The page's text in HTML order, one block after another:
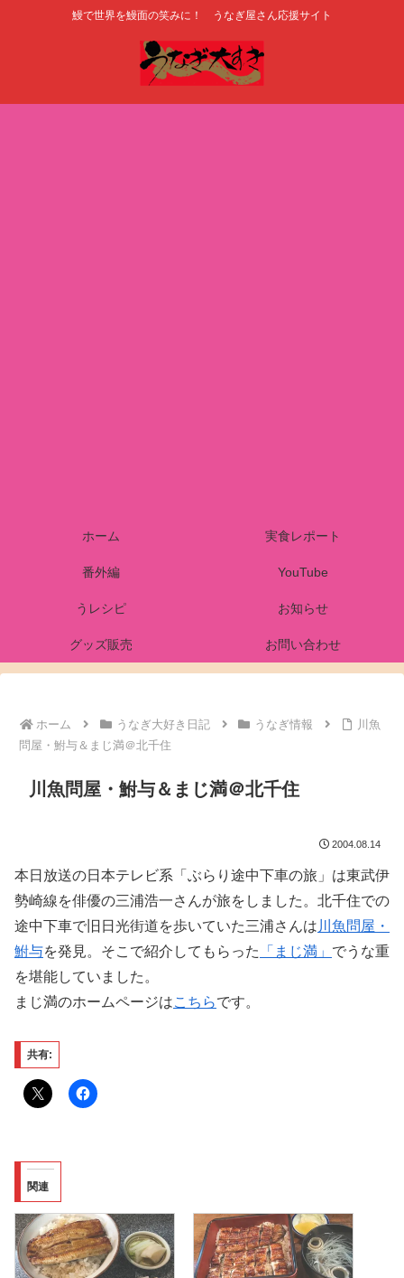
鰻で世界を鰻面の笑みに！ うなぎ屋さん応援サイト
ホーム 実食レポート
番外編 YouTube
うレシピ お知らせ
グッズ販売 お問い合わせ
ホーム うなぎ大好き日記 うなぎ情報
川魚
問屋・鮒与＆まじ満＠北千住
川魚問屋・鮒与＆まじ満＠北千住
2004.08.14
本日放送の日本テレビ系「ぶらり途中下車の旅」は東武伊
勢崎線を俳優の三浦浩一さんが旅をしました。北千住での
途中下車で旧日光街道を歩いていた三浦さんは 川魚問屋・
鮒与を発見。そこで紹介してもらった 「まじ満」 でうな重
を堪能していました。
まじ満のホームページはこちらです。
共有:
関連